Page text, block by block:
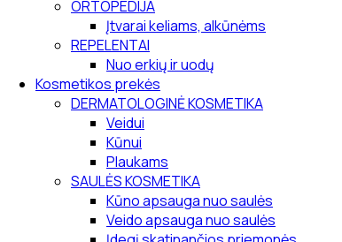
ORTOPEDIJA
Įtvarai keliams, alkūnėms
REPELENTAI
Nuo erkių ir uodų
Kosmetikos prekės
DERMATOLOGINĖ KOSMETIKA
Veidui
Kūnui
Plaukams
SAULĖS KOSMETIKA
Kūno apsauga nuo saulės
Veido apsauga nuo saulės